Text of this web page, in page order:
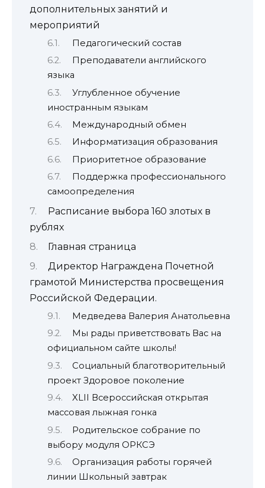
дополнительных занятий и
мероприятий
Педагогический состав
Преподаватели английского
языка
Углубленное обучение
иностранным языкам
Международный обмен
Информатизация образования
Приоритетное образование
Поддержка профессионального
самоопределения
Расписание выбора 160 злотых в
рублях
Главная страница
Директор Награждена Почетной
грамотой Министерства просвещения
Российской Федерации.
Медведева Валерия Анатольевна
Мы рады приветствовать Вас на
официальном сайте школы!
Социальный благотворительный
проект Здоровое поколение
XLII Всероссийская открытая
массовая лыжная гонка
Родительское собрание по
выбору модуля ОРКСЭ
Организация работы горячей
линии Школьный завтрак